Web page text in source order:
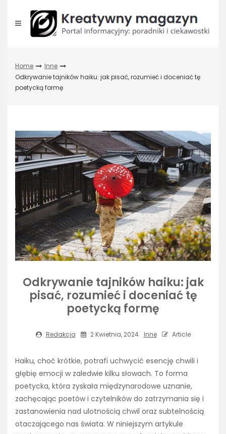
content
Home
Inne
Odkrywanie tajników haiku: jak pisać, rozumieć i doceniać tę
poetycką formę
Odkrywanie tajników haiku: jak
pisać, rozumieć i doceniać tę
poetycką formę
Redakcja 2 Kwietnia, 2024 Inne Article
Haiku, choć krótkie, potrafi uchwycić esencję chwili i
głębię emocji w zaledwie kilku słowach. To forma
poetycka, która zyskała międzynarodowe uznanie,
zachęcając poetów i czytelników do zatrzymania się i
zastanowienia nad ulotnością chwil oraz subtelnością
otaczającego nas świata. W niniejszym artykule